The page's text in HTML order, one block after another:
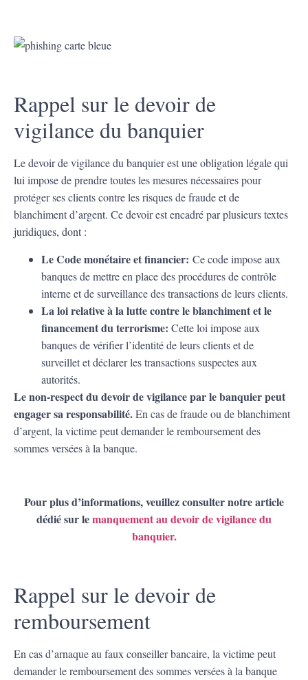
Rappel sur le devoir de
vigilance du banquier
Le devoir de vigilance du banquier est une obligation légale qui
lui impose de prendre toutes les mesures nécessaires pour
protéger ses clients contre les risques de fraude et de
blanchiment d’argent. Ce devoir est encadré par plusieurs textes
juridiques, dont :
Le Code monétaire et financier: Ce code impose aux
banques de mettre en place des procédures de contrôle
interne et de surveillance des transactions de leurs clients.
La loi relative à la lutte contre le blanchiment et le
financement du terrorisme: Cette loi impose aux
banques de vérifier l’identité de leurs clients et de
surveillet et déclarer les transactions suspectes aux
autorités.
Le non-respect du devoir de vigilance par le banquier peut
engager sa responsabilité.En cas de fraude ou de blanchiment
d’argent, la victime peut demander le remboursement des
sommes versées à la banque.
Pour plus d’informations, veuillez consulter notre article
dédié sur lemanquement au devoir de vigilance du
banquier.
Rappel sur le devoir de
remboursement
En cas d’arnaque au faux conseiller bancaire, la victime peut
demander le remboursement des sommes versées à la banque